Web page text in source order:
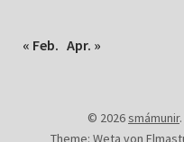
« Feb. Apr. »
© 2026smámunir.
Theme: Weta von